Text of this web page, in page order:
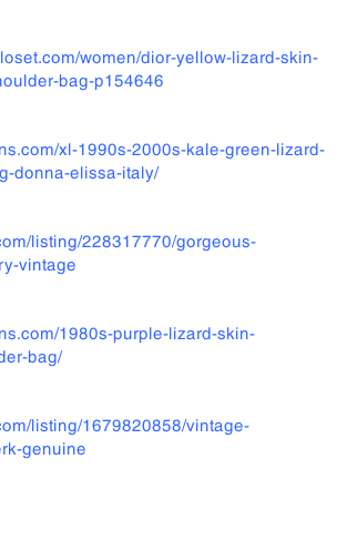
women/dior-yellow-lizard-skin-
bag-p154646
xl-1990s-2000s-kale-green-lizard-
donna-elissa-italy/
listing/228317770/gorgeous-
vintage
1980s-purple-lizard-skin-
bag/
listing/1679820858/vintage-
genuine